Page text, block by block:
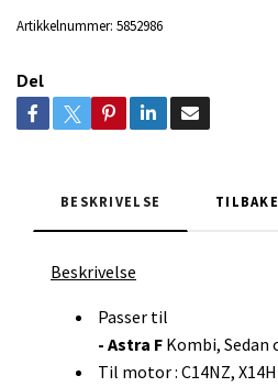
Artikkelnummer: 5852986
Del
BESKRIVELSE
Beskrivelse
Passer til
- Astra F Kombi,
Til motor : C14NZ,